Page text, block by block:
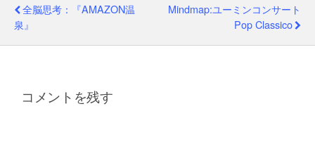
全脳思考：『AMAZON温
泉』
Mindmap:ユーミンコンサート
Pop Classico
コメントを残す